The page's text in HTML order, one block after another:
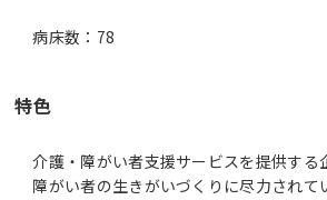
病床数：78
特色
介護・障がい者支援サービスを提供する
障がい者の生きがいづくりに尽力されて